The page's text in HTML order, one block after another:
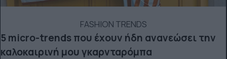
FASHION TRENDS
5 micro-trends που έχουν ήδη ανανεώσει την
καλοκαιρινή μου γκαρνταρόμπα